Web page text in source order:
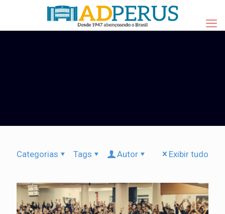
Categorias Tags Autor Exibir tudo